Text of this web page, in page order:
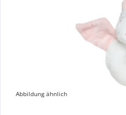
Abbildung ähnlich